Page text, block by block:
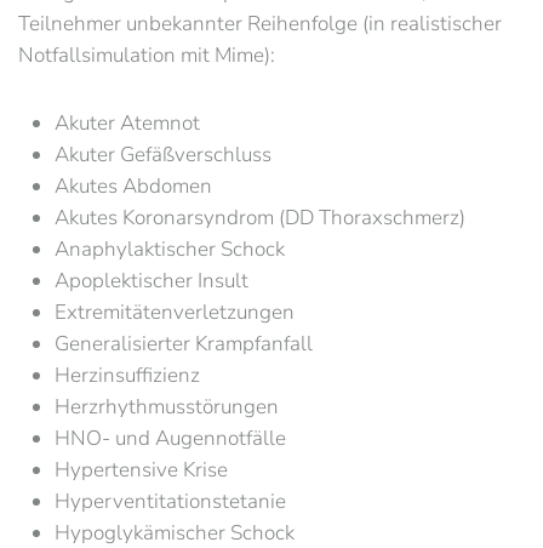
Teilnehmer unbekannter Reihenfolge (in realistischer
Notfallsimulation mit Mime):
Akuter Atemnot
Akuter Gefäßverschluss
Akutes Abdomen
Akutes Koronarsyndrom (DD Thoraxschmerz)
Anaphylaktischer Schock
Apoplektischer Insult
Extremitätenverletzungen
Generalisierter Krampfanfall
Herzinsuffizienz
Herzrhythmusstörungen
HNO- und Augennotfälle
Hypertensive Krise
Hyperventitationstetanie
Hypoglykämischer Schock